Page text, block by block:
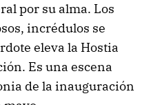
por su alma. Los
incrédulos se
eleva la Hostia
Es una escena
de la inauguración